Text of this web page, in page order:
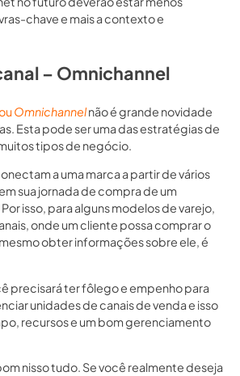
chave e mais a contexto e
– Omnichannel
Omnichannelnão é grande novidade
Esta pode ser uma das estratégias de
tipos de negócio.
a uma marca a partir de vários
sua jornada de compra de um
isso, para alguns modelos de varejo,
onde um cliente possa comprar o
obter informações sobre ele, é
precisará ter fôlego e empenho para
unidades de canais de venda e isso
recursos e um bom gerenciamento
nisso tudo. Se você realmente deseja